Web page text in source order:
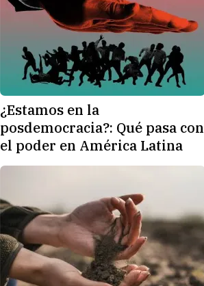
¿Estamos en la
posdemocracia?: Qué pasa con
el poder en América Latina